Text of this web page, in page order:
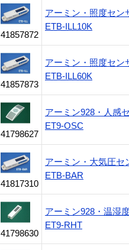
41857872
アーミン・照度セン
ETB-ILL10K
41857873
アーミン・照度セン
ETB-ILL60K
41798627
アーミン928・人感
ET9-OSC
41817310
アーミン・大気圧セ
ETB-BAR
41798630
アーミン928・温湿
ET9-RHT